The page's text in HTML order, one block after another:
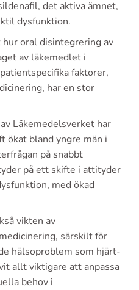
det aktiva ämnet,
dysfunktion.
oral disintegrering av
av läkemedlet i
faktorer,
har en stor
Läkemedelsverket har
ökat bland yngre män i
på snabbt
på ett skifte i attityder
med ökad
vikten av
särskilt för
hälsoproblem som hjärt-
allt viktigare att anpassa
behov i